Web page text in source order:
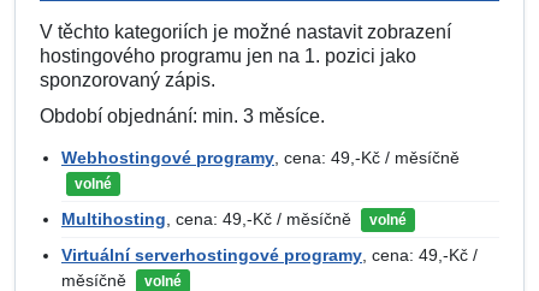
V těchto kategoriích je možné nastavit zobrazení
hostingového programu jen na 1. pozici jako
sponzorovaný zápis.
Období objednání: min. 3 měsíce.
Webhostingové programy , cena: 49,-Kč / měsíčně
volné
Multihosting , cena: 49,-Kč / měsíčně volné
Virtuální serverhostingové programy , cena: 49,-Kč /
měsíčně
volné